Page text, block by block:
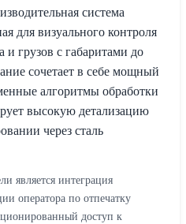
система
для визуального контроля
и грузов с габаритами до
сочетает в себе мощный
алгоритмы обработки
высокую детализацию
через сталь
является интеграция
оператора по отпечатку
доступ к